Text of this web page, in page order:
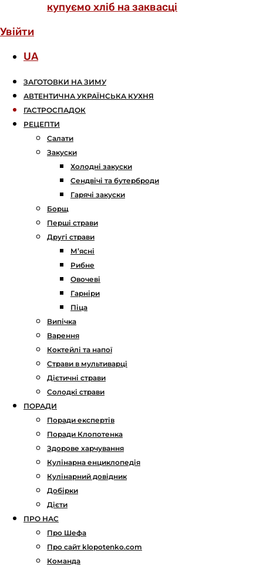
купуємо хліб на заквасці
Увійти
UA
ЗАГОТОВКИ НА ЗИМУ
АВТЕНТИЧНА УКРАЇНСЬКА КУХНЯ
ГАСТРОСПАДОК
РЕЦЕПТИ
Салати
Закуски
Холодні закуски
Сендвічі та бутерброди
Гарячі закуски
Борщ
Перші страви
Другі страви
М’ясні
Рибне
Овочеві
Гарніри
Піца
Випічка
Варення
Коктейлі та напої
Страви в мультиварці
Дієтичні страви
Солодкі страви
ПОРАДИ
Поради експертів
Поради Клопотенка
Здорове харчування
Кулінарна енциклопедія
Кулінарний довідник
Добірки
Дієти
ПРО НАС
Про Шефа
Про сайт klopotenko.com
Команда